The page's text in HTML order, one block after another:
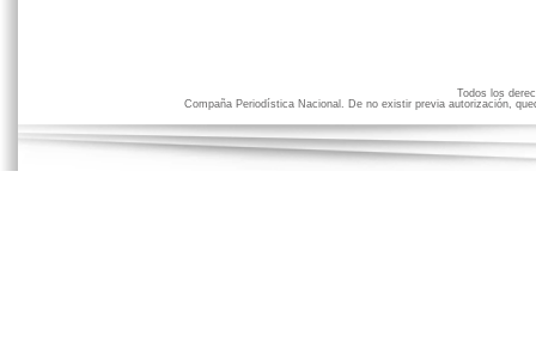
Todos los
Compaña Periodística Nacional. De no existir previa autorización,